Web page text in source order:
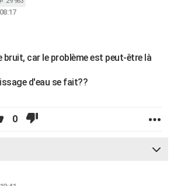
car le problème est peut-être là
d'eau se fait??
0